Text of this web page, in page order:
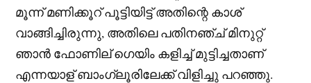
മൂന്ന് മണിക്കൂറ് പൂട്ടിയിട്ട് അതിന്റെ കാശ്
വാങ്ങിച്ചിരുന്നു, അതിലെ പതിനഞ്ച് മിനുറ്റ്
ഞാൻ ഫോണില് ഗെയിം കളിച്ച് മുട്ടിച്ചതാണ്
എന്നയാള് ബാംഗ്ലൂരിലേക്ക് വിളിച്ചു പറഞ്ഞു.